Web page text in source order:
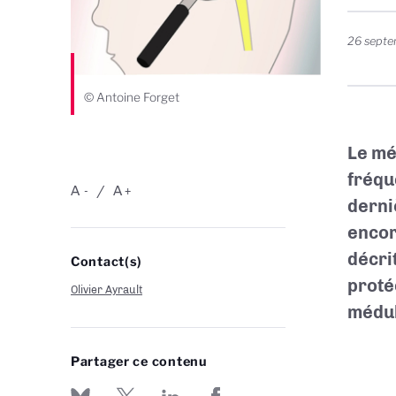
© Antoine Forget
-
A +
A
Contact(s)
Olivier Ayrault
Partager ce contenu
26
Le